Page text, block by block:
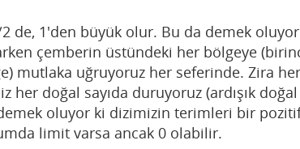
de, 1'den büyük olur. Bu da demek
çemberin üstündeki her bölgeye
mutlaka uğruyoruz her seferinde. Zira her
doğal sayıda duruyoruz (ardışık doğal
oluyor ki dizimizin terimleri bir
limit varsa ancak 0 olabilir.